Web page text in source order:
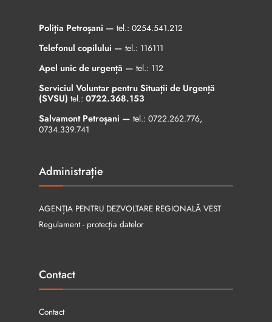
Poliția Petroșani — tel.: 0254.541.212
Telefonul copilului — tel.: 116111
Apel unic de urgență — tel.: 112
Serviciul Voluntar pentru Situații de Urgență
(SVSU) tel.: 0722.368.153
Salvamont Petroșani — tel.: 0722.262.776,
0734.339.741
Administrație
AGENȚIA PENTRU DEZVOLTARE REGIONALĂ VEST
Regulament - protecția datelor
Contact
Contact